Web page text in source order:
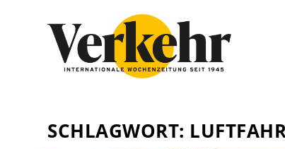
SCHLAGWORT: